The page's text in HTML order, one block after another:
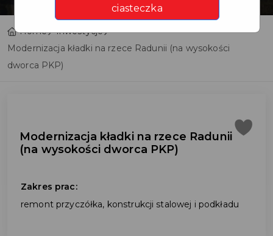
Home
Inwestycje
Modernizacja kładki na rzece Radunii (na wysokości
dworca PKP)
Modernizacja kładki na rzece Radunii
(na wysokości dworca PKP)
Zakres prac:
remont przyczółka, konstrukcji stalowej i podkładu
ciasteczka